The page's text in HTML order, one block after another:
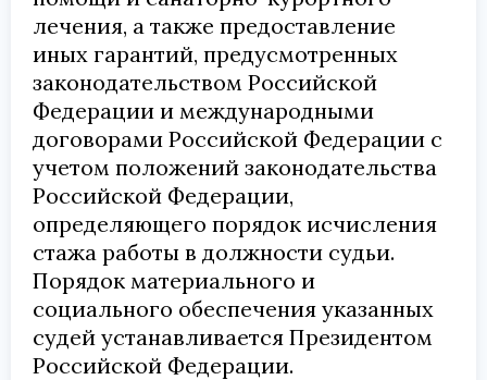
лечения, а также предоставление
иных гарантий, предусмотренных
законодательством Российской
Федерации и международными
договорами Российской Федерации с
учетом положений законодательства
Российской Федерации,
определяющего порядок исчисления
стажа работы в должности судьи.
Порядок материального и
социального обеспечения указанных
судей устанавливается Президентом
Российской Федерации.